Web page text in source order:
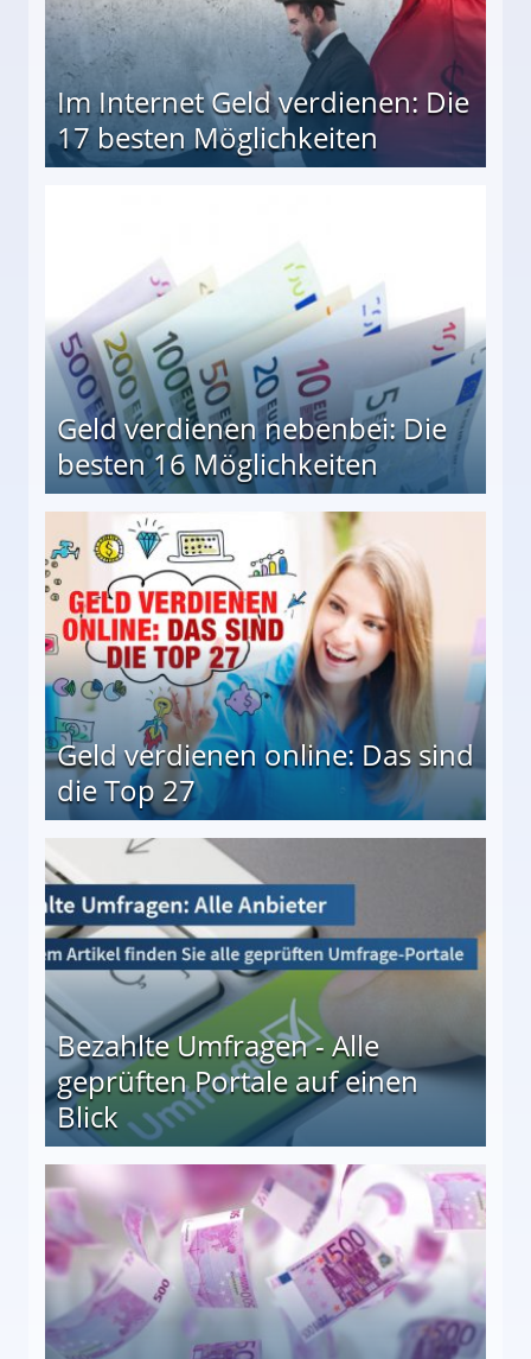
Im Internet Geld verdienen: Die
17 besten Möglichkeiten
Geld verdienen nebenbei: Die
besten 16 Möglichkeiten
Geld verdienen online: Das sind
die Top 27
Bezahlte Umfragen - Alle
geprüften Portale auf einen
Blick
auf einen Blick